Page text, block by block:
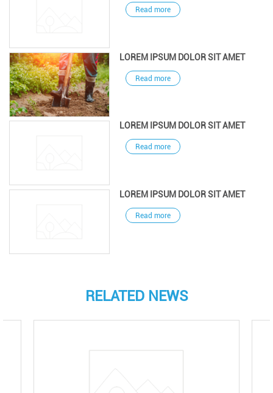
Read more
LOREM IPSUM DOLOR SIT AMET
Read more
LOREM IPSUM DOLOR SIT AMET
Read more
LOREM IPSUM DOLOR SIT AMET
Read more
RELATED NEWS